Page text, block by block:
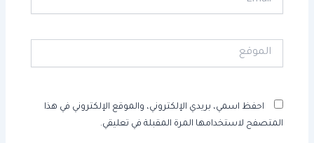
الموقع
احفظ اسمي، بريدي الإلكتروني، والموقع الإلكتروني في هذا
المتصفح لاستخدامها المرة المقبلة في تعليقي.